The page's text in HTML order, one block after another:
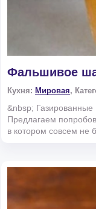
Фальшивое
Кухня: Мировая,
&nbsp; Газированные
Предлагаем
в котором совсем не